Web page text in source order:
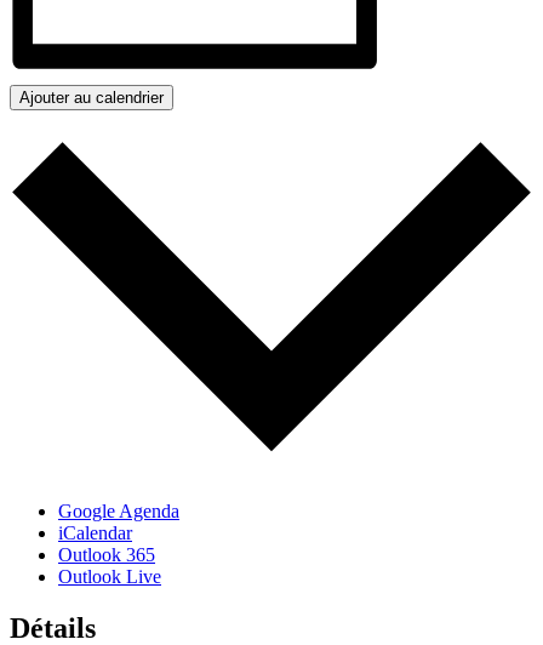
Ajouter au calendrier
Google Agenda
iCalendar
Outlook 365
Outlook Live
Détails